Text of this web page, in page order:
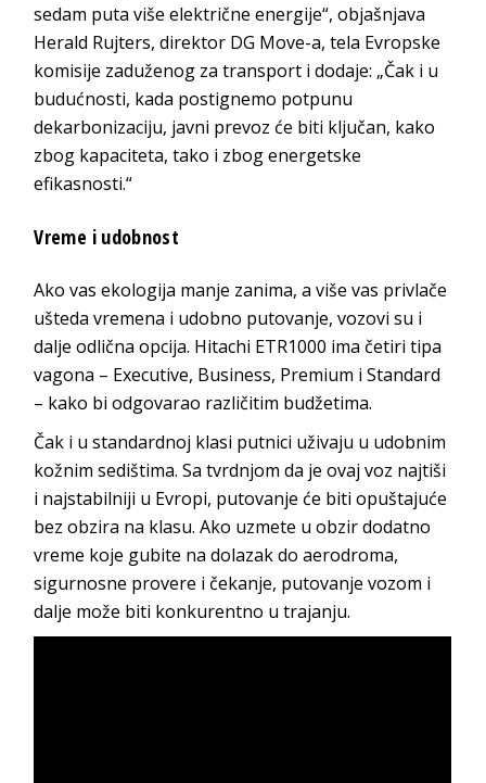
sedam puta više električne energije“, objašnjava
Herald Rujters, direktor DG Move-a, tela Evropske
komisije zaduženog za transport i dodaje: „Čak i u
budućnosti, kada postignemo potpunu
dekarbonizaciju, javni prevoz će biti ključan, kako
zbog kapaciteta, tako i zbog energetske
efikasnosti.“
Vreme i udobnost
Ako vas ekologija manje zanima, a više vas privlače
ušteda vremena i udobno putovanje, vozovi su i
dalje odlična opcija. Hitachi ETR1000 ima četiri tipa
vagona – Executive, Business, Premium i Standard
– kako bi odgovarao različitim budžetima.
Čak i u standardnoj klasi putnici uživaju u udobnim
kožnim sedištima. Sa tvrdnjom da je ovaj voz najtiši
i najstabilniji u Evropi, putovanje će biti opuštajuće
bez obzira na klasu. Ako uzmete u obzir dodatno
vreme koje gubite na dolazak do aerodroma,
sigurnosne provere i čekanje, putovanje vozom i
dalje može biti konkurentno u trajanju.